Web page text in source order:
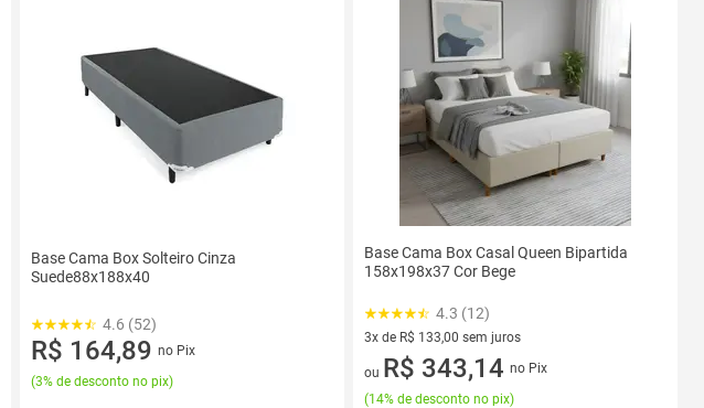
Base Cama Box Solteiro Cinza
Suede88x188x40
4.6 (52)
R$ 164,89 no Pix
(3% de desconto no pix)
Base Cama Box Casal Queen Bipartida
158x198x37 Cor Bege
4.3 (12)
3x de R$ 133,00 sem juros
3 vez de R$ 133,00 sem juros
ou R$ 343,14 no Pix
(14% de desconto no pix)